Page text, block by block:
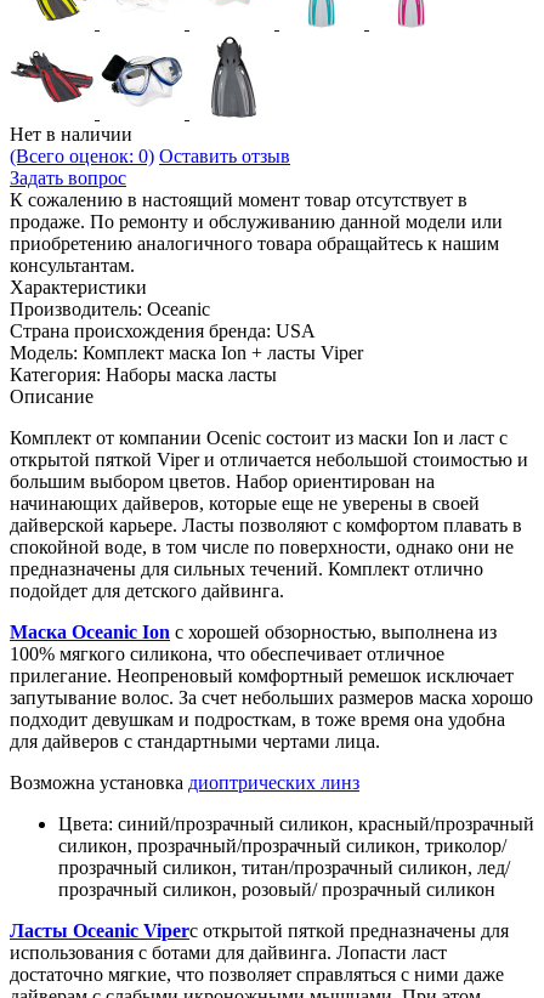
Нет в наличии
(Всего оценок: 0) Оставить отзыв
Задать вопрос
К сожалению в настоящий момент товар отсутствует в
продаже. По ремонту и обслуживанию данной модели или
приобретению аналогичного товара обращайтесь к нашим
консультантам.
Характеристики
Производитель: Oceanic
Страна происхождения бренда: USA
Модель: Комплект маска Ion + ласты Viper
Категория: Наборы маска ласты
Описание
Комплект от компании Ocenic состоит из маски Ion и ласт с
открытой пяткой Viper и отличается небольшой стоимостью и
большим выбором цветов. Набор ориентирован на
начинающих дайверов, которые еще не уверены в своей
дайверской карьере. Ласты позволяют с комфортом плавать в
спокойной воде, в том числе по поверхности, однако они не
предназначены для сильных течений. Комплект отлично
подойдет для детского дайвинга.
Маска Oceanic Ion с хорошей обзорностью, выполнена из
100% мягкого силикона, что обеспечивает отличное
прилегание. Неопреновый комфортный ремешок исключает
запутывание волос. За счет небольших размеров маска хорошо
подходит девушкам и подросткам, в тоже время она удобна
для дайверов с стандартными чертами лица.
Возможна установка диоптрических линз
Цвета: синий/прозрачный силикон, красный/прозрачный
силикон, прозрачный/прозрачный силикон, триколор/
прозрачный силикон, титан/прозрачный силикон, лед/
прозрачный силикон, розовый/ прозрачный силикон
Ласты Oceanic Viperс открытой пяткой предназначены для
использования с ботами для дайвинга. Лопасти ласт
достаточно мягкие, что позволяет справляться с ними даже